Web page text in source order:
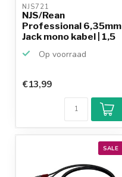
NJS721
NJS/Rean
Professional 6,35mm
Jack mono kabel | 1,5
Op voorraad
€13,99
SALE